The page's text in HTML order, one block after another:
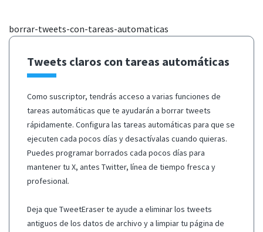
borrar-tweets-con-tareas-automaticas
Tweets claros con tareas automáticas
Como suscriptor, tendrás acceso a varias funciones de
tareas automáticas que te ayudarán a borrar tweets
rápidamente. Configura las tareas automáticas para que se
ejecuten cada pocos días y desactívalas cuando quieras.
Puedes programar borrados cada pocos días para
mantener tu X, antes Twitter, línea de tiempo fresca y
profesional.
Deja que TweetEraser te ayude a eliminar los tweets
antiguos de los datos de archivo y a limpiar tu página de